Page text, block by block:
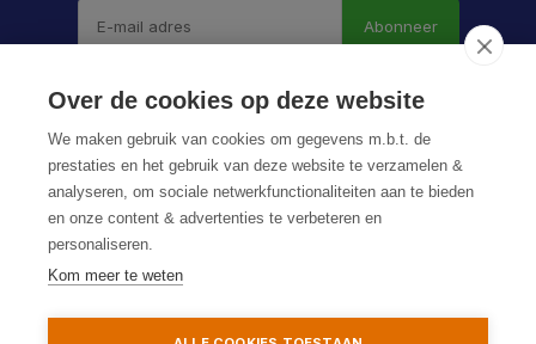
Abonneer
Privacy Policy
Over de cookies op deze website
We maken gebruik van cookies om gegevens m.b.t. de
prestaties en het gebruik van deze website te verzamelen &
analyseren, om sociale netwerkfunctionaliteiten aan te bieden
en onze content & advertenties te verbeteren en
personaliseren.
Kom meer te weten